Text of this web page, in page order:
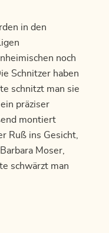
in den
noch
Schnitzer haben
schnitzt man sie
präziser
montiert
Ruß ins Gesicht,
Moser,
schwärzt man